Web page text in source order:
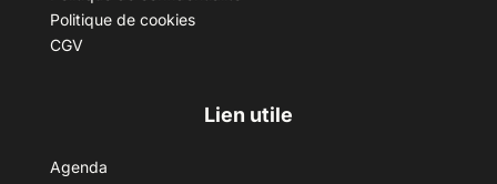
Politique de cookies
CGV
Lien utile
Agenda